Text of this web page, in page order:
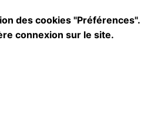
des cookies "Préférences".
connexion sur le site.